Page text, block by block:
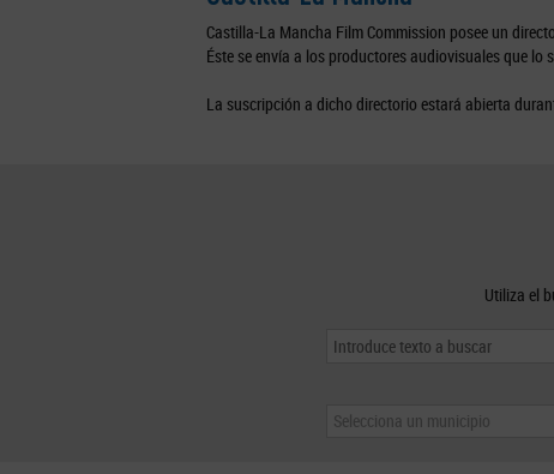
Castilla-La Mancha Film Commission posee un
Éste se envía a los productores audiovisuales que lo
La suscripción a dicho directorio estará abierta
Utiliza el
Selecciona un municipio